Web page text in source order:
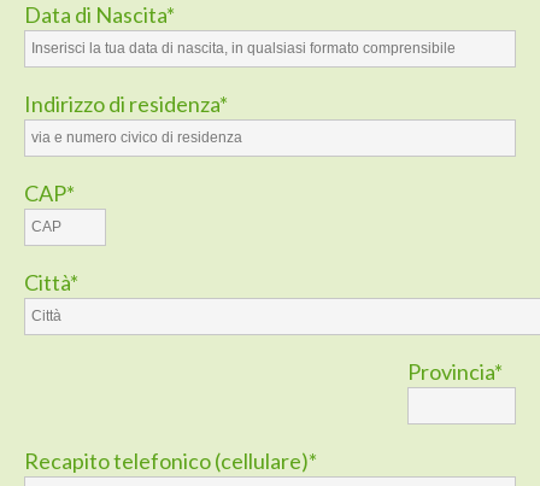
Data di Nascita*
Indirizzo di residenza*
CAP*
Città*
Provincia*
Recapito telefonico (cellulare)*